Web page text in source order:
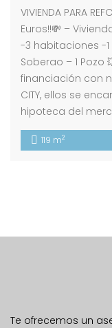
VIVIENDA PARA
Euros!!💸 –
-3 habitaciones -1
Soberao – 1
financiación con
CITY, ellos se
hipoteca del
119 m2
Te ofrecemos un